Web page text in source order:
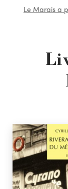
Le Marais a